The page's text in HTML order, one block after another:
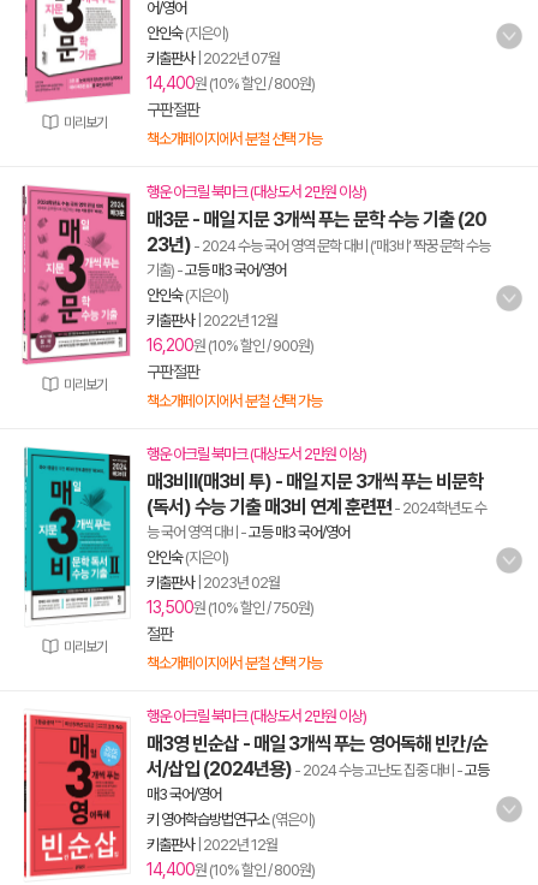
미리보기
어/영어
안인숙(지은이)
키출판사| 2022년 07월
14,400원 (10% 할인 / 800원)
구판절판
책소개페이지에서 분철 선택 가능
미리보기
행운 아크릴 북마크 (대상도서 2만원 이상)
매3문 - 매일 지문 3개씩 푸는 문학 수능 기출 (20
23년) - 2024 수능 국어 영역 문학 대비 (‘매3비’ 짝꿍 문학 수능
기출) -고등 매3 국어/영어
안인숙(지은이)
키출판사| 2022년 12월
16,200원 (10% 할인 / 900원)
구판절판
책소개페이지에서 분철 선택 가능
미리보기
행운 아크릴 북마크 (대상도서 2만원 이상)
매3비Ⅱ(매3비 투) - 매일 지문 3개씩 푸는 비문학
(독서) 수능 기출 매3비 연계 훈련편 - 2024학년도 수
능 국어 영역 대비 -고등 매3 국어/영어
안인숙(지은이)
키출판사| 2023년 02월
13,500원 (10% 할인 / 750원)
절판
책소개페이지에서 분철 선택 가능
행운 아크릴 북마크 (대상도서 2만원 이상)
매3영 빈순삽 - 매일 3개씩 푸는 영어독해 빈칸/순
서/삽입 (2024년용) - 2024 수능 고난도 집중 대비 -고등
매3 국어/영어
키 영어학습방법연구소(엮은이)
키출판사| 2022년 12월
14,400원 (10% 할인 / 800원)